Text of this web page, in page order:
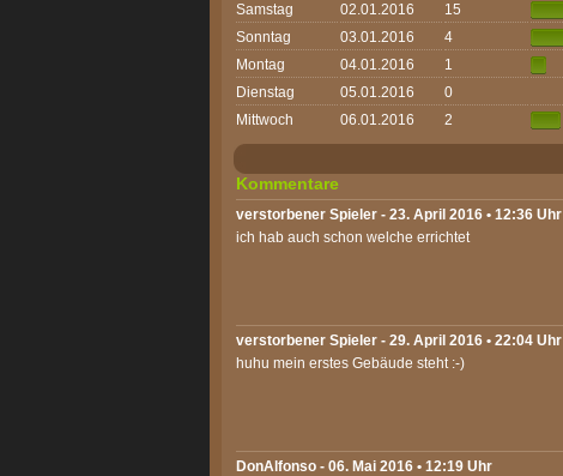
Samstag
02.01.2016
15
Sonntag
03.01.2016
4
Montag
04.01.2016
1
Dienstag
05.01.2016
0
Mittwoch
06.01.2016 2
Kommentare
verstorbener Spieler - 23. April 2016 • 12:36 Uhr
ich hab auch schon welche errichtet
verstorbener Spieler - 29. April 2016 • 22:04 Uhr
huhu mein erstes Gebäude steht :-)
DonAlfonso - 06. Mai 2016 • 12:19 Uhr